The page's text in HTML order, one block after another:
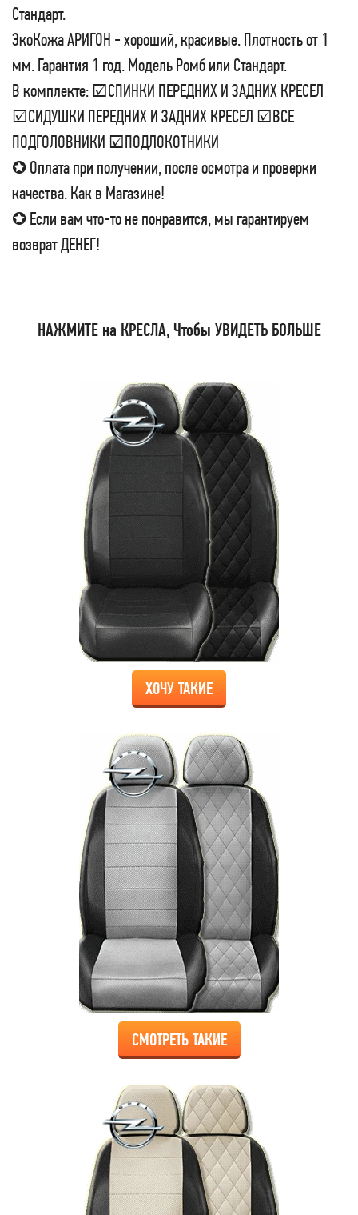
Стандарт.
ЭкоКожа АРИГОН - хороший, красивые. Плотность от 1
мм. Гарантия 1 год. Модель Ромб или Стандарт.
В комплекте: ☑СПИНКИ ПЕРЕДНИХ И ЗАДНИХ КРЕСЕЛ
☑СИДУШКИ ПЕРЕДНИХ И ЗАДНИХ КРЕСЕЛ ☑ВСЕ
ПОДГОЛОВНИКИ ☑ПОДЛОКОТНИКИ
✪ Оплата при получении, после осмотра и проверки
качества. Как в Магазине!
✪ Если вам что-то не понравится, мы гарантируем
возврат ДЕНЕГ!
НАЖМИТЕ на КРЕСЛА, Чтобы УВИДЕТЬ БОЛЬШЕ
ХОЧУ ТАКИЕ
СМОТРЕТЬ ТАКИЕ